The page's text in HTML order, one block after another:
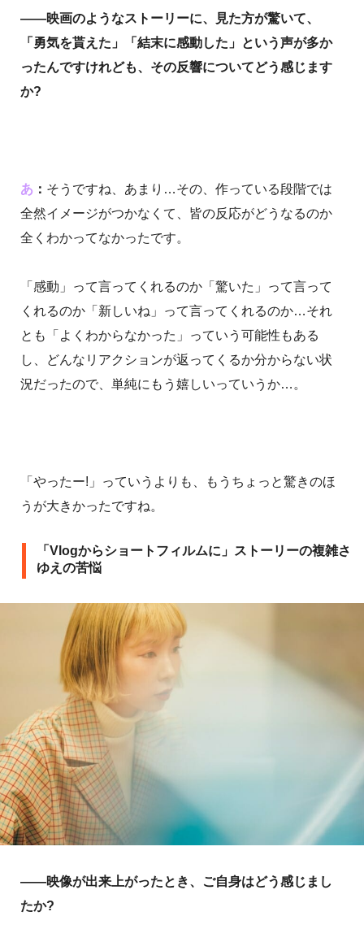
――映画のようなストーリーに、見た方が驚いて、
「勇気を貰えた」「結末に感動した」という声が多か
ったんですけれども、その反響についてどう感じます
か?
あ ： そうですね、あまり…その、作っている段階では
全然イメージがつかなくて、皆の反応がどうなるのか
全くわかってなかったです。
「感動」って言ってくれるのか「驚いた」って言って
くれるのか「新しいね」って言ってくれるのか…それ
とも「よくわからなかった」っていう可能性もある
し、どんなリアクションが返ってくるか分からない状
況だったので、単純にもう嬉しいっていうか…。
「やったー!」っていうよりも、もうちょっと驚きのほ
うが大きかったですね。
「Vlogからショートフィルムに」ストーリーの複雑さ
ゆえの苦悩
――映像が出来上がったとき、ご自身はどう感じまし
たか?